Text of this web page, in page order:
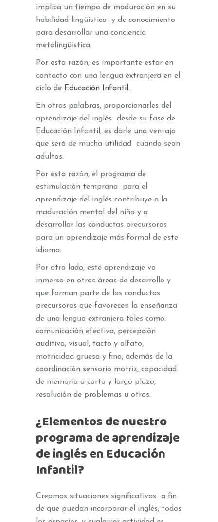
implica un tiempo de maduración en su
habilidad lingüística y de conocimiento
para desarrollar una conciencia
metalingüística.
Por esta razón, es importante estar en
contacto con una lengua extranjera en el
ciclo de Educación Infantil.
En otras palabras, proporcionarles del
aprendizaje del inglés desde su fase de
Educación Infantil, es darle una ventaja
que será de mucha utilidad cuando sean
adultos.
Por esta razón, el programa de
estimulación temprana para el
aprendizaje del inglés contribuye a la
maduración mental del niño y a
desarrollar las conductas precursoras
para un aprendizaje más formal de este
idioma.
Por otro lado, este aprendizaje va
inmerso en otras áreas de desarrollo y
que forman parte de las conductas
precursoras que favorecen la enseñanza
de una lengua extranjera tales como:
comunicación efectiva, percepción
auditiva, visual, tacto y olfato,
motricidad gruesa y fina, además de la
coordinación sensorio motriz, capacidad
de memoria a corto y largo plazo,
resolución de problemas u otros.
¿Elementos de nuestro
programa de aprendizaje
de inglés en Educación
Infantil?
Creamos situaciones significativas a fin
de que puedan incorporar el inglés, todos